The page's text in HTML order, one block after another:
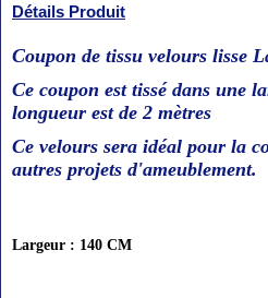
Détails Produit
Coupon de tissu velours lisse
Ce coupon est tissé dans une
longueur est de 2 mètres
Ce velours sera idéal pour la
autres projets d'ameublement.
Largeur : 140 CM